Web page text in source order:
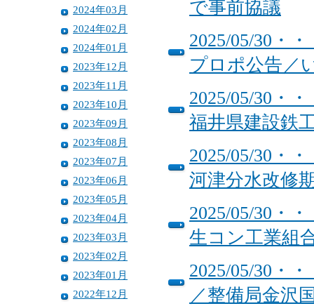
2024年03月
2024年02月
2024年01月
2023年12月
2023年11月
2023年10月
2023年09月
2023年08月
2023年07月
2023年06月
2023年05月
2023年04月
2023年03月
2023年02月
2023年01月
2022年12月
で事前協議
2025/05/30・
プロポ公告／
2025/05/30・
福井県建設鉄
2025/05/30・
河津分水改修
2025/05/30・
生コン工業組
2025/05/30・
／整備局金沢